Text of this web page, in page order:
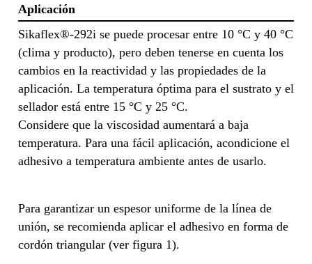
Aplicación
Sikaflex®-292i se puede procesar entre 10 °C y 40 °C
(clima y producto), pero deben tenerse en cuenta los
cambios en la reactividad y las propiedades de la
aplicación. La temperatura óptima para el sustrato y el
sellador está entre 15 °C y 25 °C.
Considere que la viscosidad aumentará a baja
temperatura. Para una fácil aplicación, acondicione el
adhesivo a temperatura ambiente antes de usarlo.
Para garantizar un espesor uniforme de la línea de
unión, se recomienda aplicar el adhesivo en forma de
cordón triangular (ver figura 1).